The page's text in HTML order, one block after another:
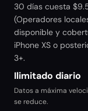
30 días cuesta
(Operadores
disponible y
iPhone XS o
3+.
Ilimitado diario
Datos a máxima
se reduce.